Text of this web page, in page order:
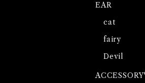
EAR
cat
fairy
Devil